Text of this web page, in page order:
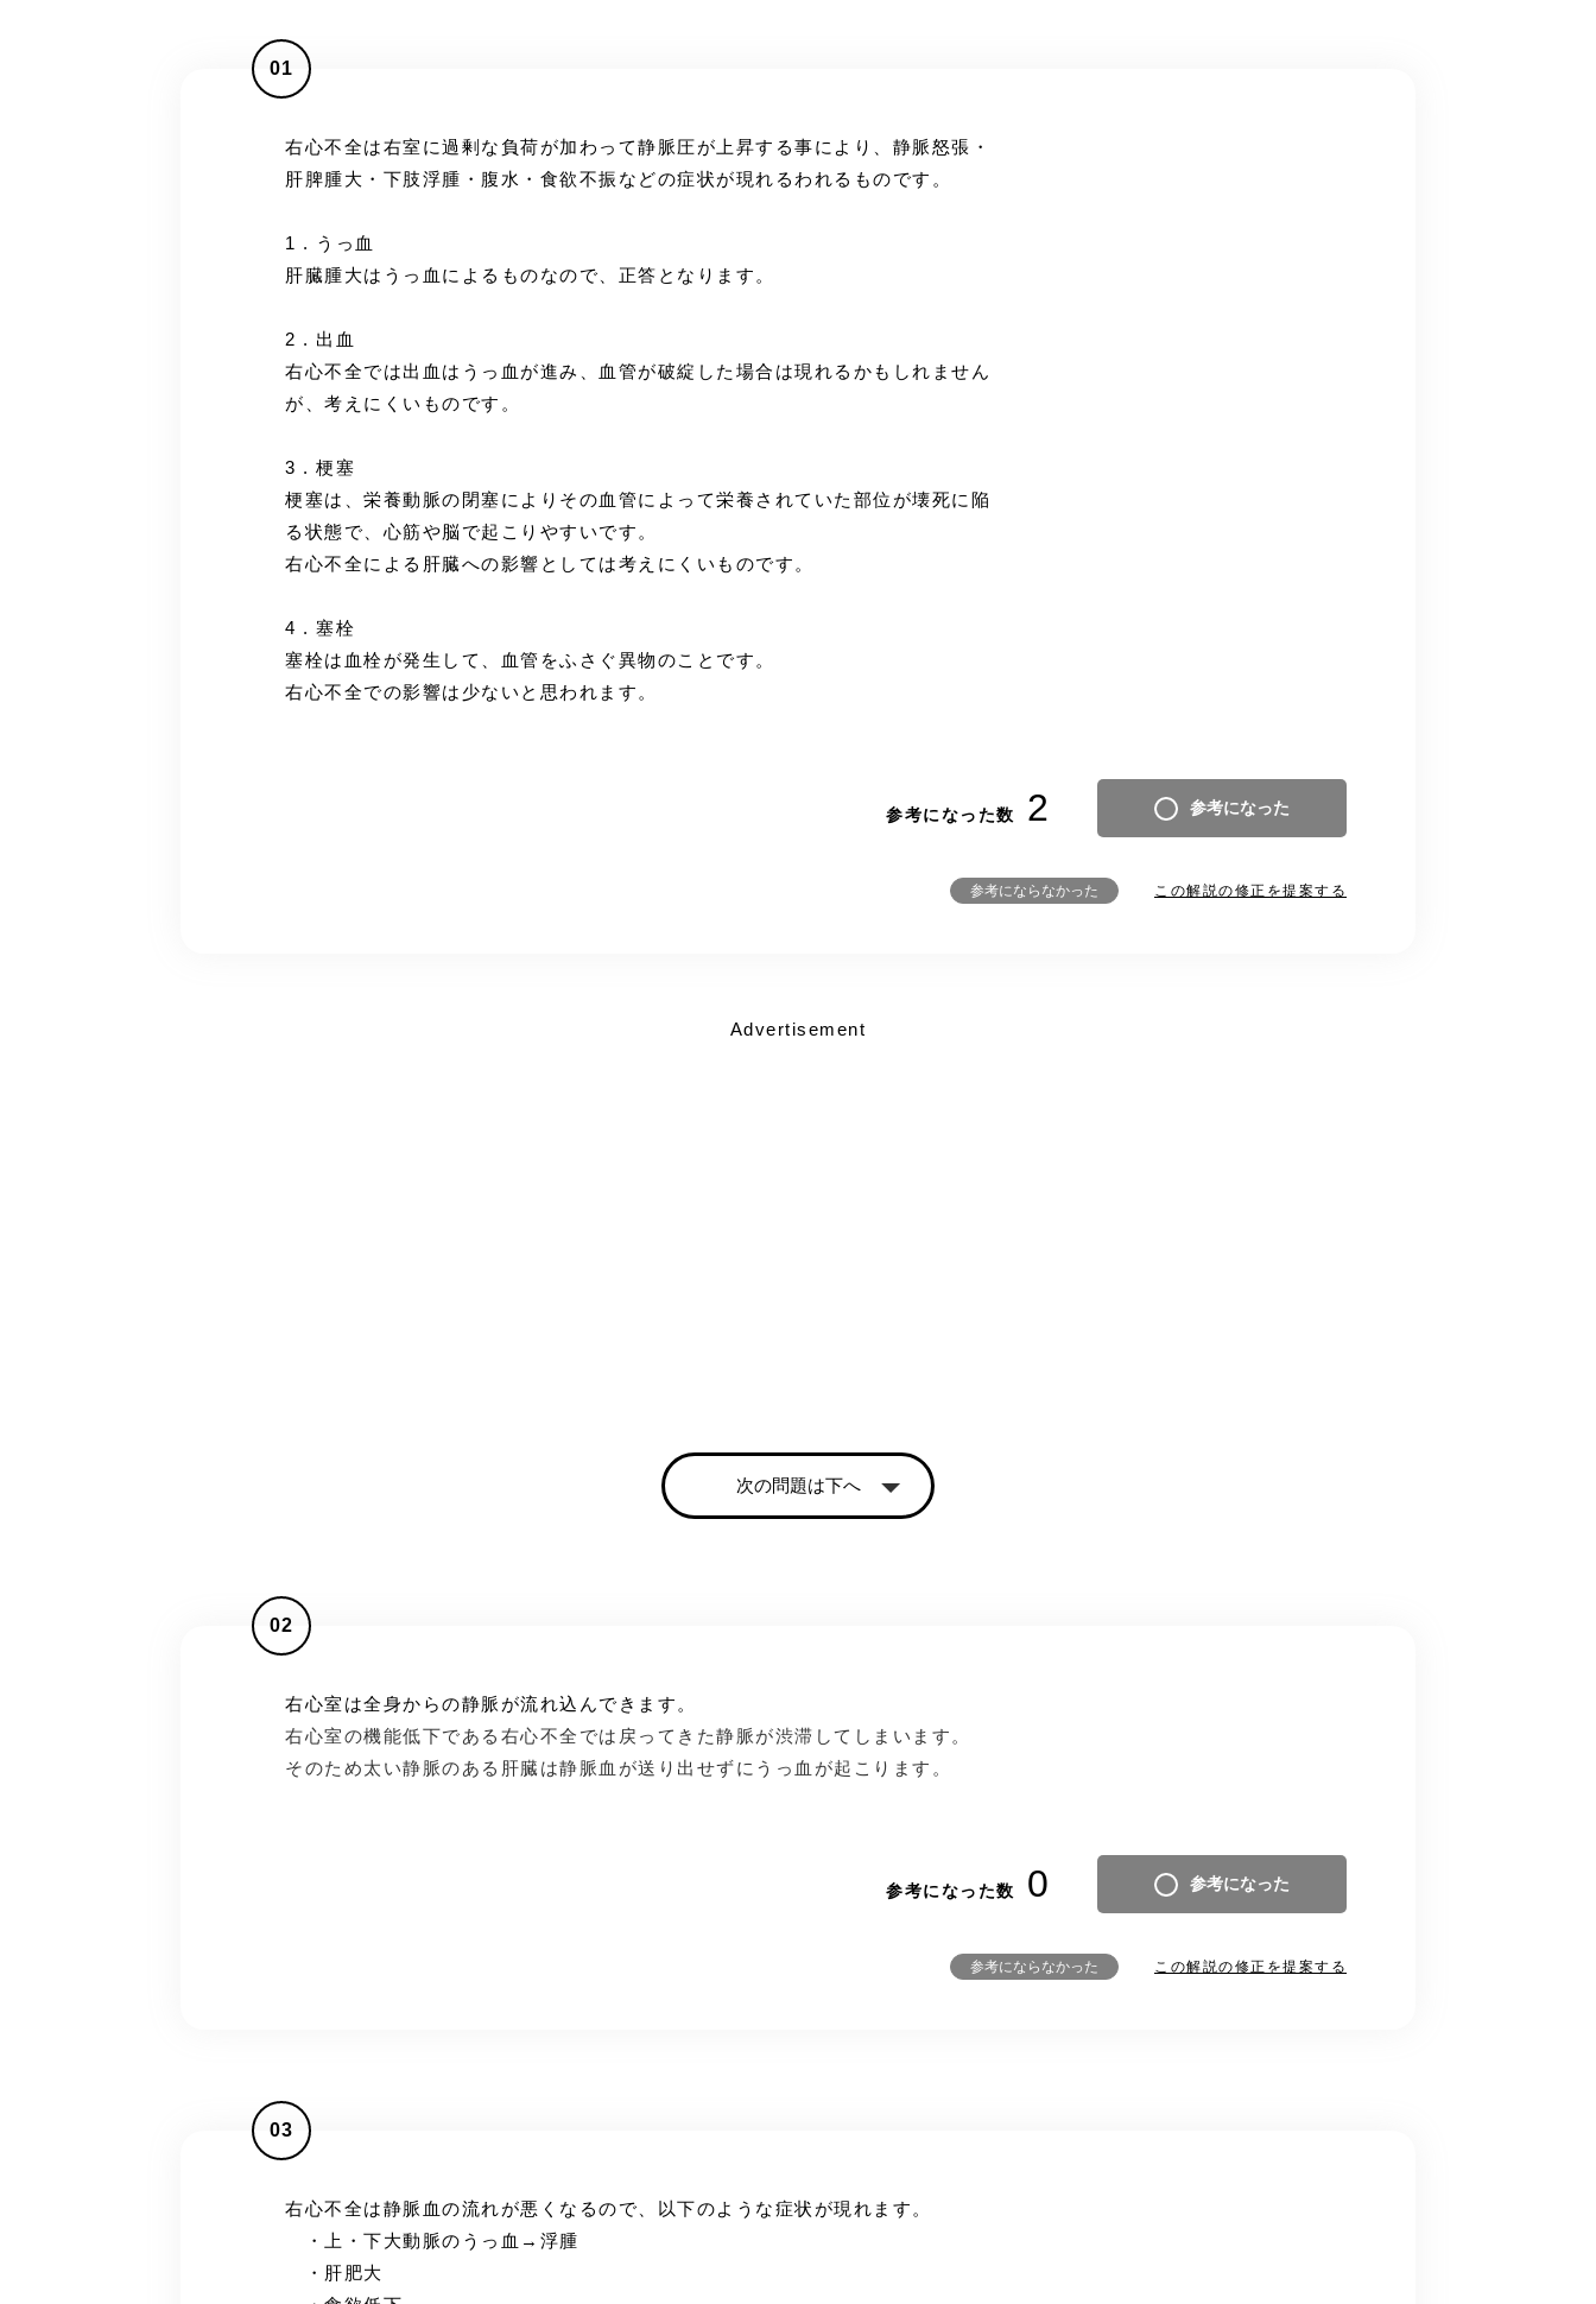
01
右心不全は右室に過剰な負荷が加わって静脈圧が上昇する事により、静脈怒張・
肝脾腫大・下肢浮腫・腹水・食欲不振などの症状が現れるわれるものです。
1 . うっ血
肝臓腫大はうっ血によるものなので、正答となります。
2 . 出血
右心不全では出血はうっ血が進み、血管が破綻した場合は現れるかもしれません
が、考えにくいものです。
3 . 梗塞
梗塞は、栄養動脈の閉塞によりその血管によって栄養されていた部位が壊死に陥
る状態で、心筋や脳で起こりやすいです。
右心不全による肝臓への影響としては考えにくいものです。
4 . 塞栓
塞栓は血栓が発生して、血管をふさぐ異物のことです。
右心不全での影響は少ないと思われます。
参考になった数 2 参考になった
参考にならなかった この解説の修正を提案する
Advertisement
次の問題は下へ
02
右心室は全身からの静脈が流れ込んできます。
右心室の機能低下である右心不全では戻ってきた静脈が渋滞してしまいます。
そのため太い静脈のある肝臓は静脈血が送り出せずにうっ血が起こります。
参考になった数 0 参考になった
参考にならなかった この解説の修正を提案する
03
右心不全は静脈血の流れが悪くなるので、以下のような症状が現れます。
・上・下大動脈のうっ血→浮腫
・肝肥大